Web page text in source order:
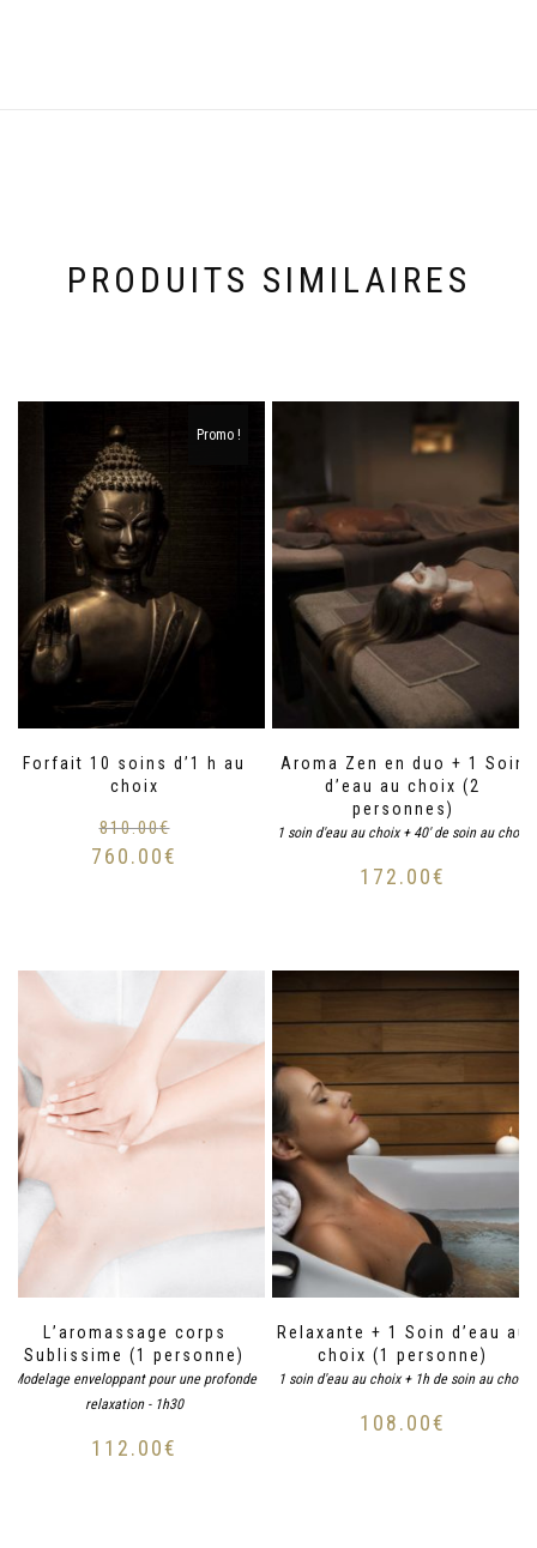
PRODUITS SIMILAIRES
Forfait 10 soins d’1 h au
choix
Promo !
810.00€
760.00€
Aroma Zen en duo + 1 Soin
d’eau au choix (2
personnes)
1 soin d'eau au choix + 40' de soin au choix
172.00€
L’aromassage corps
Sublissime (1 personne)
Modelage enveloppant pour une profonde
relaxation - 1h30
112.00€
Relaxante + 1 Soin d’eau au
choix (1 personne)
1 soin d'eau au choix + 1h de soin au choix
108.00€